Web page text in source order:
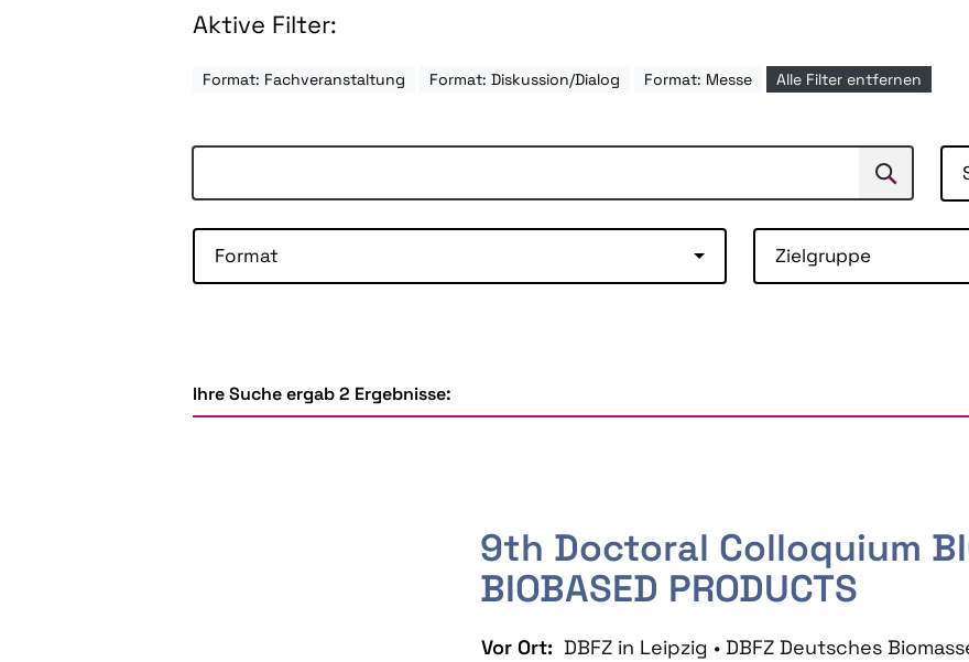
Aktive Filter:
Format: Fachveranstaltung Format: Diskussion/Dialog Format: Messe Alle Filter entfernen
Suchen
Format Zielgruppe
Ihre Suche ergab 2 Ergebnisse:
9th Doctoral Colloquium
BIOBASED PRODUCTS
Vor Ort: DBFZ in Leipzig • DBFZ Deutsches